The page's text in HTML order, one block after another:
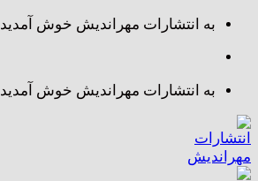
Skip
content
به انتشارات مهراندیش خوش آمدید
به انتشارات مهراندیش خوش آمدید